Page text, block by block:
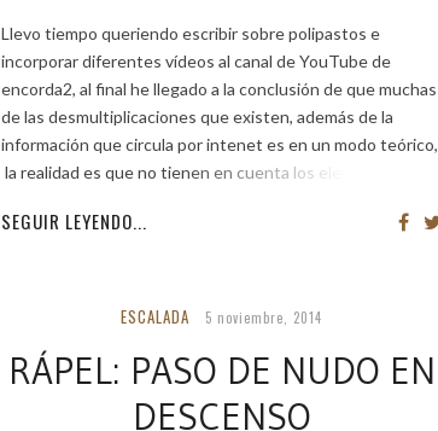
Llevo tiempo queriendo escribir sobre polipastos e
incorporar diferentes vídeos al canal de YouTube de
encorda2, al final he llegado a la conclusión de que muchas
de las desmultiplicaciones que existen, además de la
información que circula por intenet es en un modo teórico,
la realidad es que no tienen en cuenta los elementos
SEGUIR LEYENDO...
ESCALADA 5 noviembre, 2014
RÁPEL: PASO DE NUDO EN
DESCENSO